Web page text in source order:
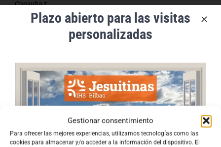
Gestionar consentimiento
Para ofrecer las mejores experiencias, utilizamos tecnologías como las
cookies para almacenar y/o acceder a la información del dispositivo. El
Consulta *
He leido y acepto elaviso legaly lapolítica de privacidad
Plazo abierto para las visitas
personalizadas